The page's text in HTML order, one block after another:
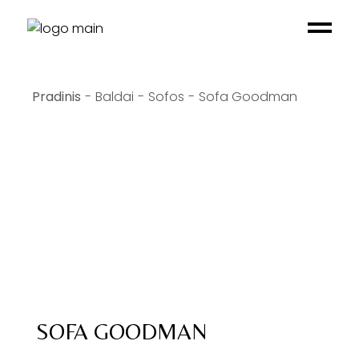
Baldai Sofos Sofa Goodman
SOFA GOODMAN